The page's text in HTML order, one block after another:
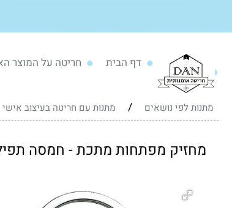
דף הבית חריטה על המוצר
מתנות לפי נושאים / מתנות עם חריטה בעיצוב אישי
מחזיק מפתחות מתכת - חמסה